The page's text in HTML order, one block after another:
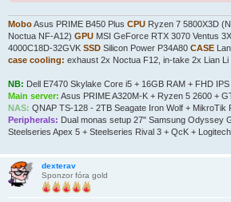
MoboAsus PRIME B450 Plus CPU Ryzen 7 5800X3D
Noctua NF-A12) GPU MSI GeForce RTX 3070 Ventus 3X
4000C18D-32GVK SSD Silicon Power P34A80 CASE
case cooling: exhaust 2x Noctua F12, in-take 2x Lian Li
NB: Dell E7470 Skylake Core i5 + 16GB RAM + FHD IPS
Main server: Asus PRIME A320M-K + Ryzen 5 2600 +
NAS: QNAP TS-128 - 2TB Seagate Iron Wolf + MikroTik
Peripherals: Dual monas setup 27" Samsung Odyssey
Steelseries Apex 5 + Steelseries Rival 3 + QcK +
dexterav
Sponzor fóra gold